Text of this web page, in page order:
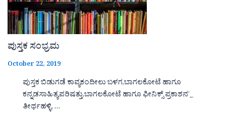
ಪುಸ್ತಕ ಸಂಭ್ರಮ
October 22, 2019
ಪುಸ್ತಕ ಬಿಡುಗಡೆ ಕಾವ್ಯಕಂದೀಲು ಬಳಗ,ಬಾಗಲಕೋಟೆ ಹಾಗೂ
ಕನ್ನಡಸಾಹಿತ್ಯಪರಿಷತ್ತು,ಬಾಗಲಕೋಟೆ ಹಾಗೂ ಫೀನಿಕ್ಸ್ ಪ್ರಕಾಶನ’_
ತೀರ್ಥಹಳ್ಳಿ, …